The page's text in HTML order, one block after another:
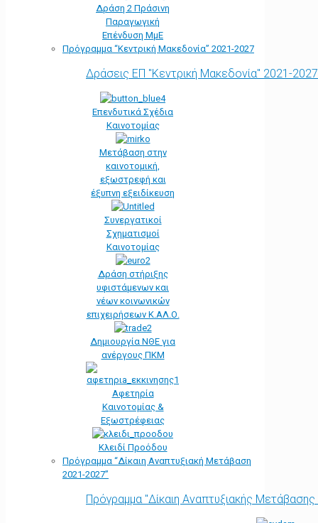
Δράση 2 Πράσινη
Παραγωγική
Επένδυση ΜμΕ
Πρόγραμμα “Κεντρική Μακεδονία” 2021-2027
Δράσεις ΕΠ "Κεντρική Μακεδονία" 2021-2027
Επενδυτικά Σχέδια
Καινοτομίας
Μετάβαση στην
καινοτομική,
εξωστρεφή και
έξυπνη εξειδίκευση
Συνεργατικοί
Σχηματισμοί
Καινοτομίας
Δράση στήριξης
υφιστάμενων και
νέων κοινωνικών
επιχειρήσεων Κ.ΑΛ.Ο.
Δημιουργία ΝΘΕ για
ανέργους ΠΚΜ
Αφετηρία
Kαινοτομίας &
Εξωστρέφειας
Κλειδί Προόδου
Πρόγραμμα “Δίκαιη Αναπτυξιακή Μετάβαση
2021-2027”
Πρόγραμμα "Δίκαιη Αναπτυξιακής